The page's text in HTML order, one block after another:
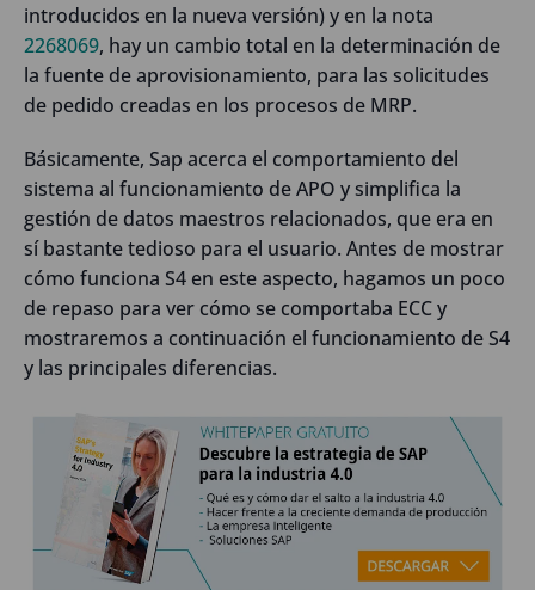
introducidos en la nueva versión) y en la nota
2268069, hay un cambio total en la determinación de
la fuente de aprovisionamiento, para las solicitudes
de pedido creadas en los procesos de MRP.
Básicamente, Sap acerca el comportamiento del
sistema al funcionamiento de APO y simplifica la
gestión de datos maestros relacionados, que era en
sí bastante tedioso para el usuario. Antes de mostrar
cómo funciona S4 en este aspecto, hagamos un poco
de repaso para ver cómo se comportaba ECC y
mostraremos a continuación el funcionamiento de S4
y las principales diferencias.